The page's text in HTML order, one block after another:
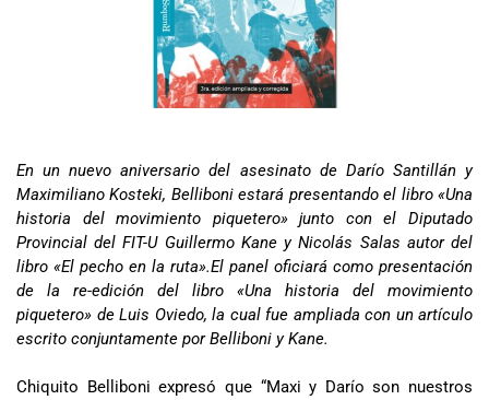
En un nuevo aniversario del asesinato de Darío Santillán y
Maximiliano Kosteki, Belliboni estará presentando el libro «Una
historia del movimiento piquetero» junto con el Diputado
Provincial del FIT-U Guillermo Kane y Nicolás Salas autor del
libro «El pecho en la ruta».El panel oficiará como presentación
de la re-edición del libro «Una historia del movimiento
piquetero» de Luis Oviedo, la cual fue ampliada con un artículo
escrito conjuntamente por Belliboni y Kane.
Chiquito Belliboni expresó que “Maxi y Darío son nuestros